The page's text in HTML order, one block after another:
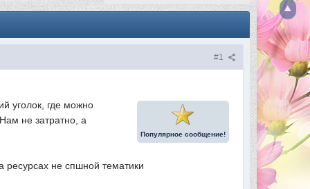
#1
Популярное сообщение!
уголок, где можно
не затратно, а
ресурсах не спшной тематики